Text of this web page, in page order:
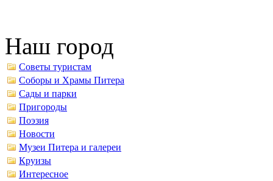
Наш город
Советы туристам
Соборы и Храмы Питера
Сады и парки
Пригороды
Поэзия
Новости
Музеи Питера и галереи
Круизы
Интересное